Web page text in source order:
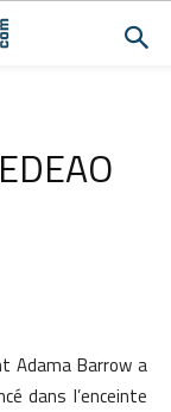
Adama Barrow a
dans l’enceinte